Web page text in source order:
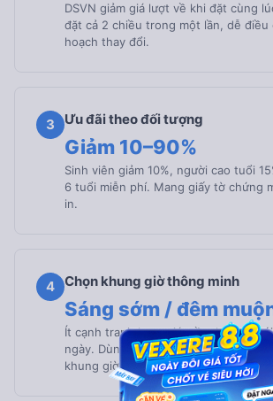
DSVN giảm giá lượt về khi đặt cùng
đặt cả 2 chiều trong một lần, dễ điều
hoạch thay đổi.
3 Ưu đãi theo đối tượng
Giảm 10–90%
Sinh viên giảm 10%, người cao tuổi
6 tuổi miễn phí. Mang giấy tờ chứng
in.
4 Chọn khung giờ thông minh
Sáng sớm / đêm
Ít cạnh tranh hơn, giá mềm hơn so
ngày. Dùng bộ lọc Vexere để so
khung giờ ngay trên trang kết quả.